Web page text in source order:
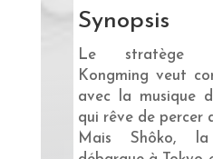
Synopsis
Le stratège
Kongming veut
avec la musique
qui rêve de percer
Mais Shôko, la